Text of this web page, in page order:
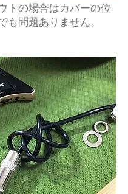
トの場合はカバーの位
も問題ありません。